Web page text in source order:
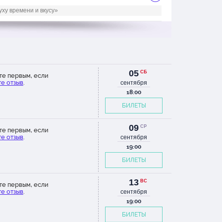
времени и вкусу»
первым, если
отзыв.
05 СБ
сентября
18:00
БИЛЕТЫ
первым, если
отзыв.
09 СР
сентября
19:00
БИЛЕТЫ
первым, если
отзыв.
13 ВС
сентября
19:00
БИЛЕТЫ